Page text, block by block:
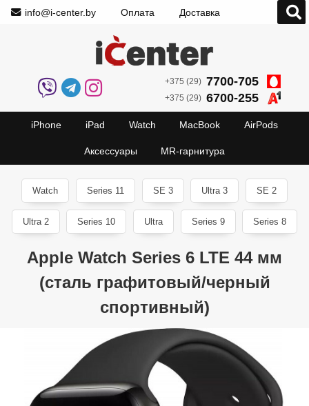
info@i-center.by Оплата Доставка
+375 (29) 7700-705
+375 (29) 6700-255
iPhone iPad Watch MacBook AirPods
Аксессуары MR-гарнитура
Watch Series 11 SE 3 Ultra 3 SE 2
Ultra 2 Series 10 Ultra Series 9 Series 8
Apple Watch Series 6 LTE 44 мм
(сталь графитовый/черный
спортивный)